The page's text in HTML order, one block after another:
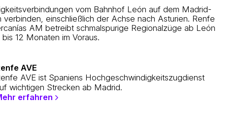
vom Bahnhof León auf dem Madrid-
einschließlich der Achse nach Asturien. Renfe
AM betreibt schmalspurige Regionalzüge ab León
12 Monaten im Voraus.
AVE
AVE ist Spaniens Hochgeschwindigkeitszugdienst
wichtigen Strecken ab Madrid.
erfahren